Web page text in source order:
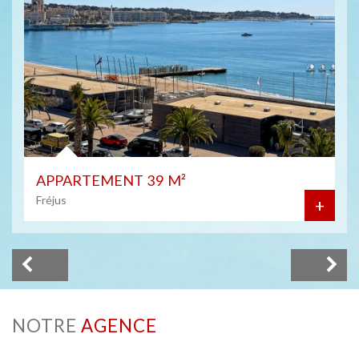
APPARTEMENT 39 M²
Fréjus +
NOTRE AGENCE